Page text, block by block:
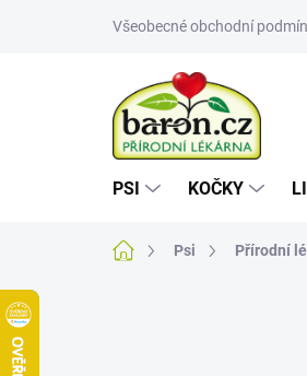
Všeobecné obchodní
PSI KOČKY
Domů Psi Přírodní